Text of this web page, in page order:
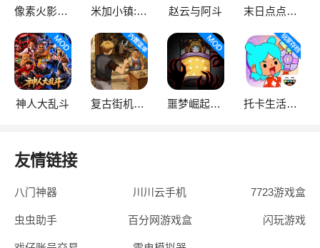
像素火影次世代 米加小镇:世界 赵云与阿斗 末日点点（辅助菜单）
神人大乱斗 复古街机大亨 噩梦崛起：生存 托卡生活：世界
友情链接
八门神器 川川云手机 7723游戏盒
虫虫助手 百分网游戏盒 闪玩游戏